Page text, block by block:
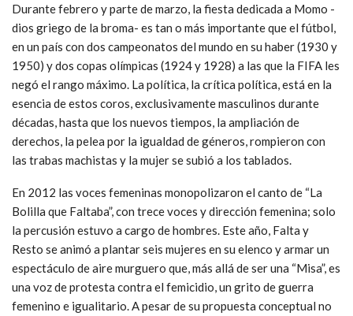
Durante febrero y parte de marzo, la fiesta dedicada a Momo -
dios griego de la broma- es tan o más importante que el fútbol,
en un país con dos campeonatos del mundo en su haber (1930 y
1950) y dos copas olímpicas (1924 y 1928) a las que la FIFA les
negó el rango máximo. La política, la crítica política, está en la
esencia de estos coros, exclusivamente masculinos durante
décadas, hasta que los nuevos tiempos, la ampliación de
derechos, la pelea por la igualdad de géneros, rompieron con
las trabas machistas y la mujer se subió a los tablados.
En 2012 las voces femeninas monopolizaron el canto de “La
Bolilla que Faltaba”, con trece voces y dirección femenina; solo
la percusión estuvo a cargo de hombres. Este año, Falta y
Resto se animó a plantar seis mujeres en su elenco y armar un
espectáculo de aire murguero que, más allá de ser una “Misa”, es
una voz de protesta contra el femicidio, un grito de guerra
femenino e igualitario. A pesar de su propuesta conceptual no